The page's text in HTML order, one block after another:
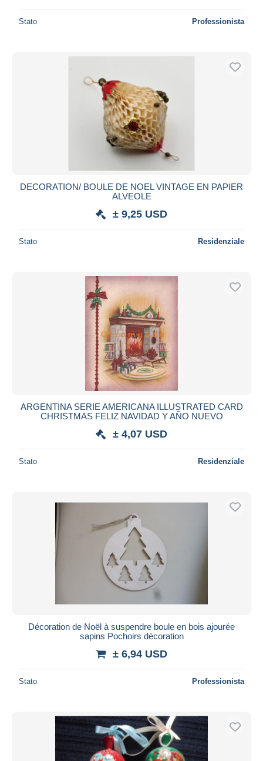
Stato Professionista
DECORATION/ BOULE DE NOEL VINTAGE EN PAPIER
ALVEOLE
± 9,25 USD
Stato Residenziale
ARGENTINA SERIE AMERICANA ILLUSTRATED CARD
CHRISTMAS FELIZ NAVIDAD Y AÑO NUEVO
± 4,07 USD
Stato Residenziale
Décoration de Noël à suspendre boule en bois ajourée
sapins Pochoirs décoration
± 6,94 USD
Stato Professionista